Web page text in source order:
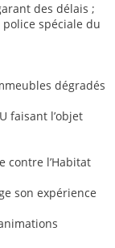
des délais ;
spéciale du
dégradés
faisant l’objet
contre l’Habitat
son expérience